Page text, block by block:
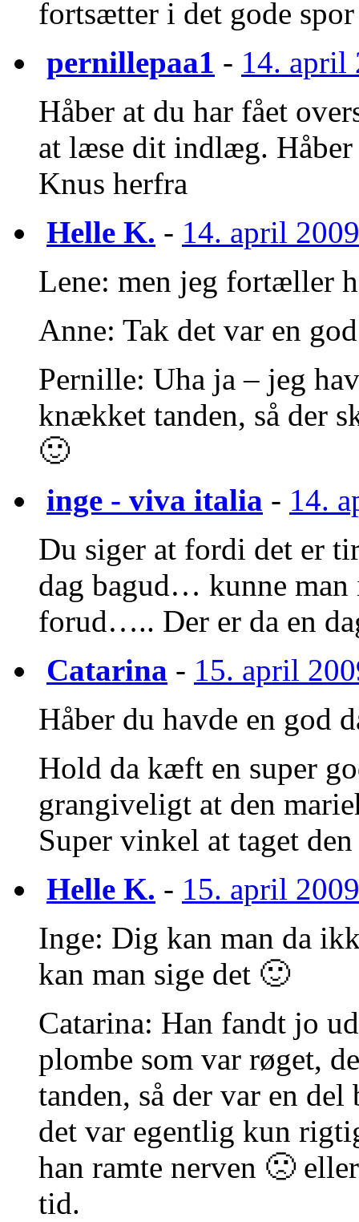
fortsætter i det gode
pernillepaa1 - 14. april
Håber at du har fået
at læse dit indlæg.
Knus herfra
Helle K. - 14. april
Lene: men jeg fortæller
Anne: Tak det var en
Pernille: Uha ja – jeg
knækket tanden, så der
🙂
inge - viva italia - 14.
Du siger at fordi det er
dag bagud… kunne man
forud….. Der er da en
Catarina - 15. april
Håber du havde en god
Hold da kæft en super
grangiveligt at den
Super vinkel at taget
Helle K. - 15. april
Inge: Dig kan man da
kan man sige det 🙂
Catarina: Han fandt jo
plombe som var røget,
tanden, så der var en
det var egentlig kun
han ramte nerven 🙁
tid.